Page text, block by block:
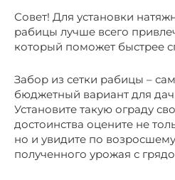
Совет! Для установки
рабицы лучше всего
который поможет быстрее
Забор из сетки рабицы –
бюджетный вариант для
Установите такую ограду
достоинства оцените не
но и увидите по
полученного урожая с